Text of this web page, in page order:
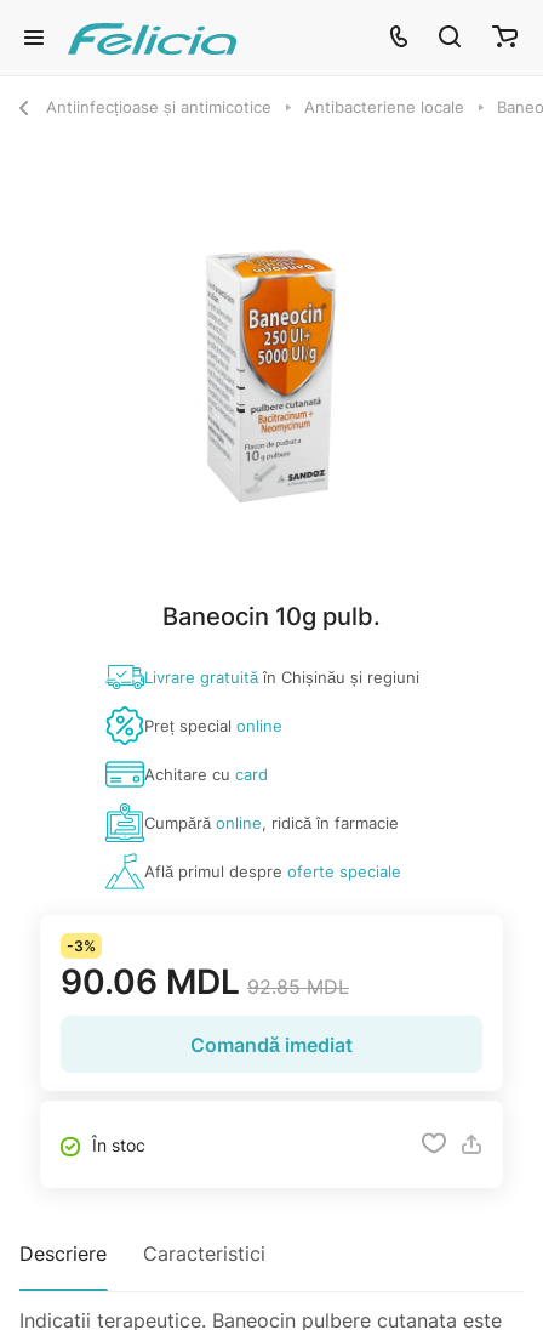
Antiinfecțioase și antimicotice Antibacteriene locale
Baneocin 10g pulb.
Livrare gratuităîn Chișinău și regiuni
Preț special online
Achitare cu card
Cumpărăonline, ridică în farmacie
Află primul despre oferte speciale
-3%
90.06 MDL 92.85 MDL
Comandă imediat
În stoc
Descriere Caracteristici
Indicatii terapeutice. Baneocin pulbere cutanata este